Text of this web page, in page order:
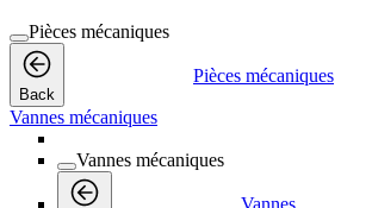
Pièces mécaniques
Back
Pièces mécaniques
Vannes mécaniques
Vannes mécaniques
Vannes